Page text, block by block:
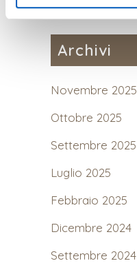
Archivi
Novembre 2025
Ottobre 2025
Settembre 2025
Luglio 2025
Febbraio 2025
Dicembre 2024
Settembre 2024